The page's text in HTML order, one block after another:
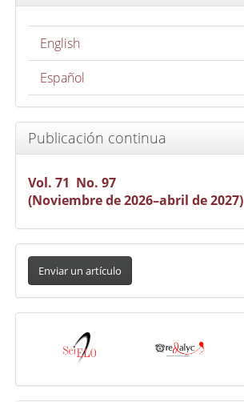
English
Español
Publicación continua
Vol. 71 No. 97
(Noviembre de 2026–abril de 2027)
Enviar
artículo
Enviar un artículo
Indexada